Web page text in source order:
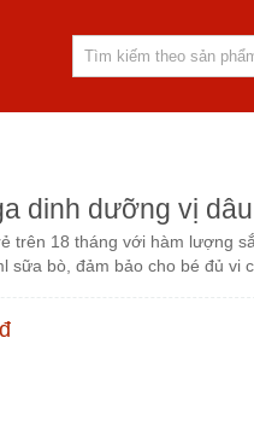
dinh dưỡng vị
trên 18 tháng với hàm lượng
sữa bò, đảm bảo cho bé đủ vi
đ